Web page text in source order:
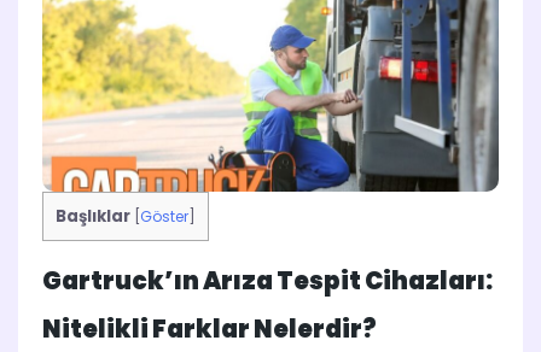
Başlıklar Göster
Gartruck’ın Arıza Tespit Cihazları:
Nitelikli Farklar Nelerdir?